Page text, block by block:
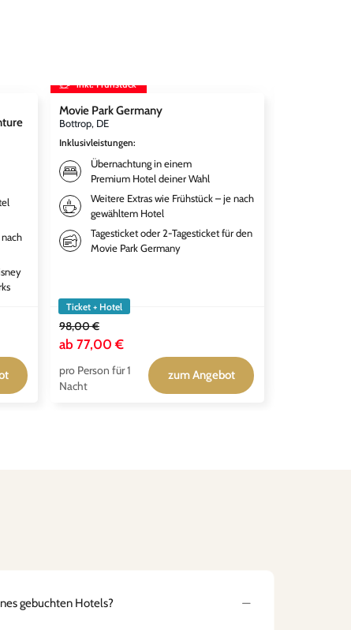
inkl. Frühstück
Movie Park Germany
Bottrop, DE
Inklusivleistungen:
Übernachtung in einem
Premium Hotel deiner Wahl
Weitere Extras wie Frühstück – je nach
gewähltem Hotel
Tagesticket oder 2-Tagesticket für den
Movie Park Germany
Ticket + Hotel
98,00 €
ab 77,00 €
pro Person für 1
Nacht
zum Angebot
gebuchten Hotels?